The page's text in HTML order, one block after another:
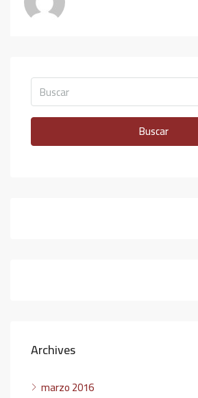
Buscar
Archives
marzo 2016